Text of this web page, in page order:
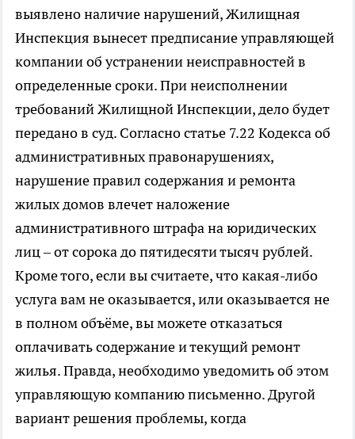
выявлено наличие нарушений, Жилищная
Инспекция вынесет предписание управляющей
компании об устранении неисправностей в
определенные сроки. При неисполнении
требований Жилищной Инспекции, дело будет
передано в суд. Согласно статье 7.22 Кодекса об
административных правонарушениях,
нарушение правил содержания и ремонта
жилых домов влечет наложение
административного штрафа на юридических
лиц – от сорока до пятидесяти тысяч рублей.
Кроме того, если вы считаете, что какая-либо
услуга вам не оказывается, или оказывается не
в полном объёме, вы можете отказаться
оплачивать содержание и текущий ремонт
жилья. Правда, необходимо уведомить об этом
управляющую компанию письменно. Другой
вариант решения проблемы, когда